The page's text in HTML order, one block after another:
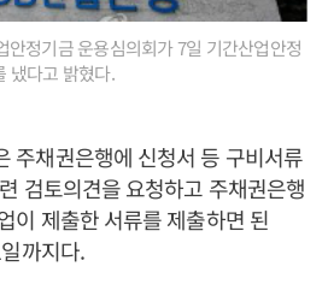
정기금 운용심의회가 7일 기간산업안정
냈다고 밝혔다.
주채권은행에 신청서 등 구비서류
검토의견을 요청하고 주채권은행
이 제출한 서류를 제출하면 된
까지다.